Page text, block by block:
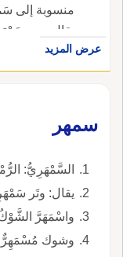
منسوبة إلى
يقال رمح
عرض المزيد
سمهر
السَّمْهَرِيُّ:
يقال: وتَر
واسْمَهَرَّ
وشوك